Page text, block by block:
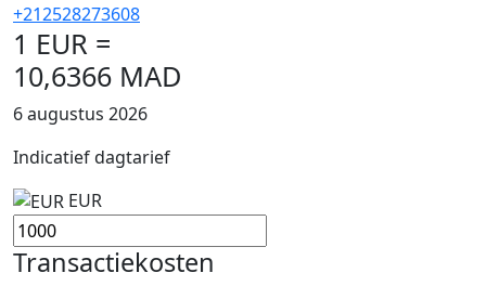
+212528273608
1 EUR =
10,6366 MAD
6 augustus 2026
Indicatief dagtarief
EUR
Transactiekosten